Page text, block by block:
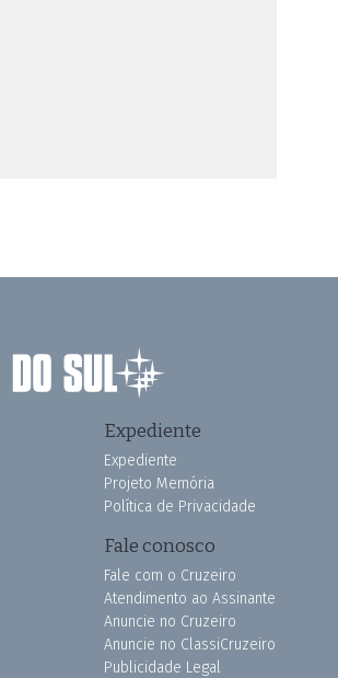
Expediente
Expediente
Projeto Memória
Política de Privacidade
Fale conosco
Fale com o Cruzeiro
Atendimento ao Assinante
Anuncie no Cruzeiro
Anuncie no ClassiCruzeiro
Publicidade Legal